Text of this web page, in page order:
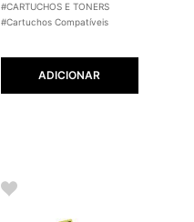
#CARTUCHOS E TONERS
#Cartuchos Compatíveis
ADICIONAR